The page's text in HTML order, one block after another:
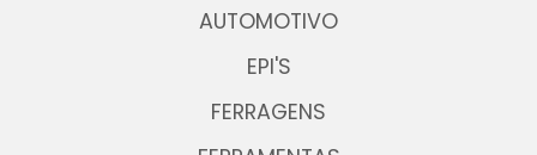
AUTOMOTIVO
EPI'S
FERRAGENS